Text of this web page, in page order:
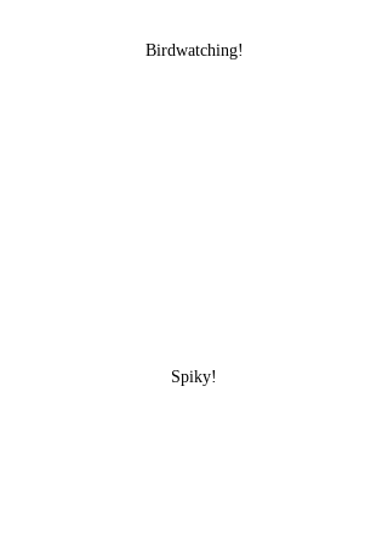
Birdwatching!
Spiky!